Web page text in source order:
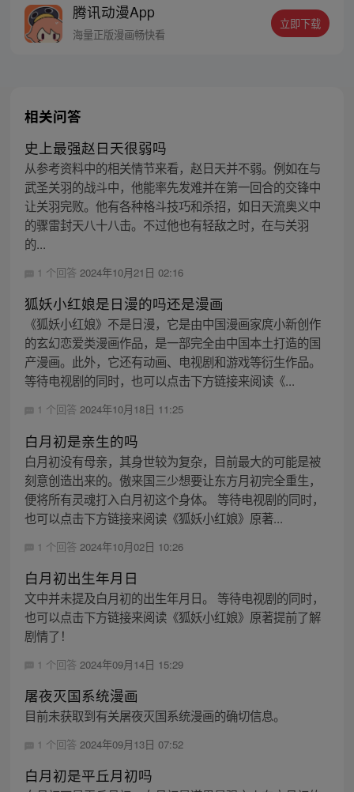
发现自己重生回到十年前，一切尚未发生！
凭借前世记忆与经验，赢彻是否能挽回一切
腾讯动漫App
海量正版漫画畅快看
立即下载
相关问答
史上最强赵日天很弱吗
从参考资料中的相关情节来看，赵日天并不弱。例如在与
武圣关羽的战斗中，他能率先发难并在第一回合的交锋中
让关羽完败。他有各种格斗技巧和杀招，如日天流奥义中
的骤雷封天八十八击。不过他也有轻敌之时，在与关羽
的...
1 个回答 2024年10月21日 02:16
狐妖小红娘是日漫的吗还是漫画
《狐妖小红娘》不是日漫，它是由中国漫画家庹小新创作
的玄幻恋爱类漫画作品，是一部完全由中国本土打造的国
产漫画。此外，它还有动画、电视剧和游戏等衍生作品。
等待电视剧的同时，也可以点击下方链接来阅读《...
1 个回答 2024年10月18日 11:25
白月初是亲生的吗
白月初没有母亲，其身世较为复杂，目前最大的可能是被
刻意创造出来的。傲来国三少想要让东方月初完全重生，
便将所有灵魂打入白月初这个身体。 等待电视剧的同时，
也可以点击下方链接来阅读《狐妖小红娘》原著...
1 个回答 2024年10月02日 10:26
白月初出生年月日
文中并未提及白月初的出生年月日。 等待电视剧的同时，
也可以点击下方链接来阅读《狐妖小红娘》原著提前了解
剧情了！
1 个回答 2024年09月14日 15:29
屠夜灭国系统漫画
目前未获取到有关屠夜灭国系统漫画的确切信息。
1 个回答 2024年09月13日 07:52
白月初是平丘月初吗